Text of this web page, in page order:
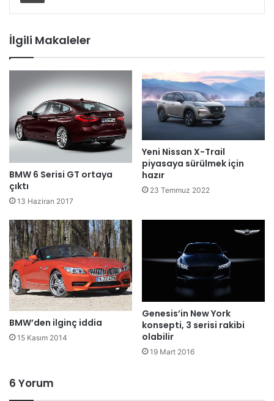
İlgili Makaleler
BMW 6 Serisi GT ortaya
çıktı
13 Haziran 2017
Yeni Nissan X-Trail
piyasaya sürülmek için
hazır
23 Temmuz 2022
BMW’den ilginç iddia
15 Kasım 2014
Genesis’in New York
konsepti, 3 serisi rakibi
olabilir
19 Mart 2016
6 Yorum